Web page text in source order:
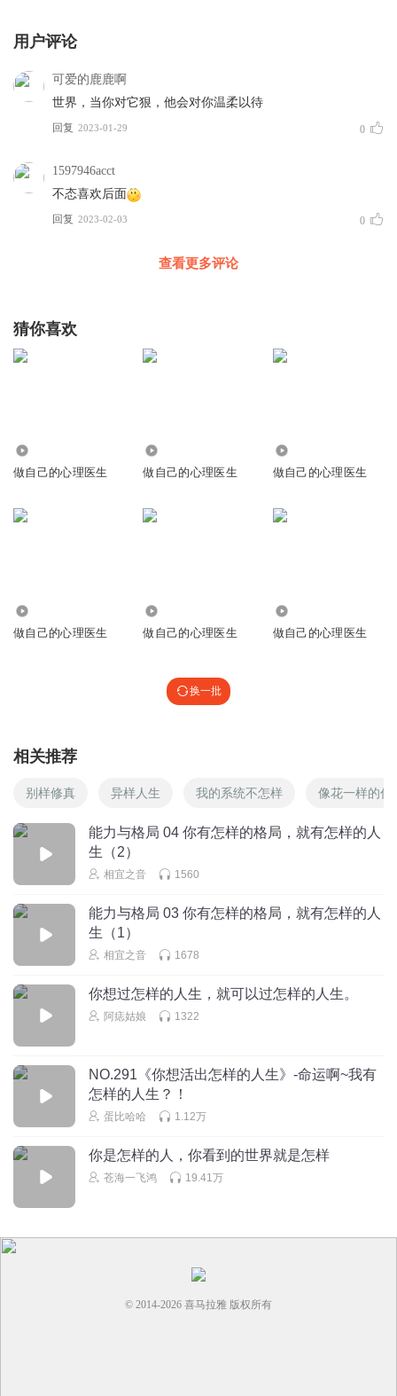
用户评论
可爱的鹿鹿啊
世界，当你对它狠，他会对你温柔以待
回复 2023-01-29 0
1597946acct
不态喜欢后面
回复 2023-02-03 0
查看更多评论
猜你喜欢
做自己的心理医生 做自己的心理医生 做自己的心理医生
做自己的心理医生 做自己的心理医生 做自己的心理医生
换一批
相关推荐
别样修真 异样人生 我的系统不怎样 像花一样的你
能力与格局 04 你有怎样的格局，就有怎样的人
生（2）
相宜之音 1560
能力与格局 03 你有怎样的格局，就有怎样的人
生（1）
相宜之音 1678
你想过怎样的人生，就可以过怎样的人生。
阿痣姑娘 1322
NO.291《你想活出怎样的人生》-命运啊~我有
怎样的人生？！
蛋比哈哈 1.12万
你是怎样的人，你看到的世界就是怎样
苍海一飞鸿 19.41万
© 2014-2026 喜马拉雅 版权所有